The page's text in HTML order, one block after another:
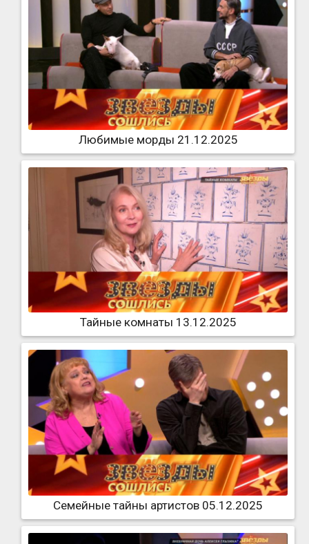
Любимые морды 21.12.2025
Тайные комнаты 13.12.2025
Семейные тайны артистов 05.12.2025